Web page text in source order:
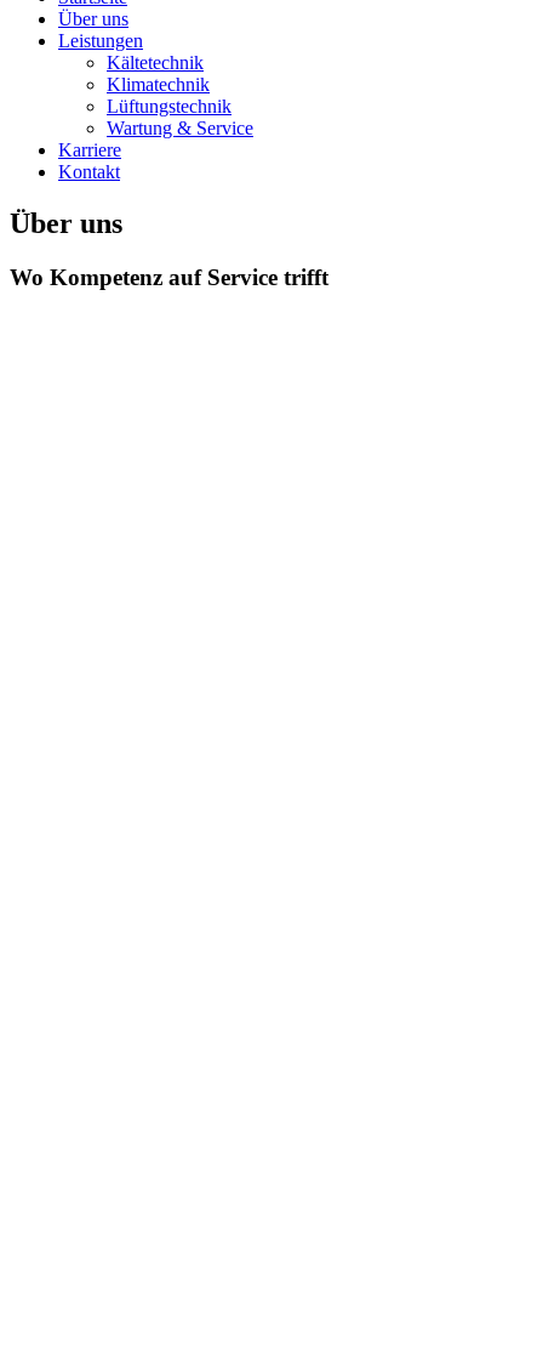
Über uns
Leistungen
Kältetechnik
Klimatechnik
Lüftungstechnik
Wartung & Service
Karriere
Kontakt
Über uns
Wo Kompetenz auf Service trifft